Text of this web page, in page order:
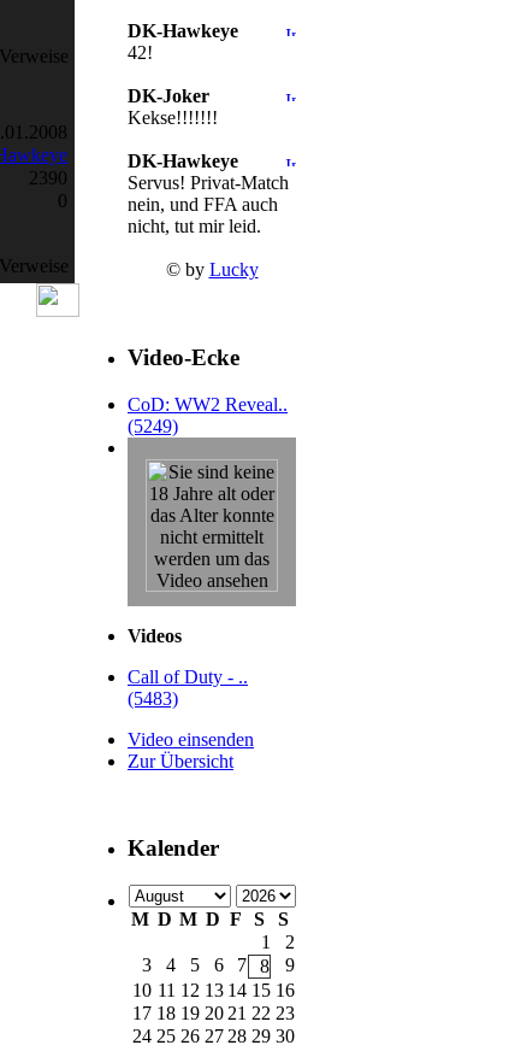
2390
0
DK-Hawkeye
42!
DK-Joker
Kekse!!!!!!!
DK-Hawkeye
Servus! Privat-Match
nein, und FFA auch
nicht, tut mir leid.
© by Lucky
Video-Ecke
CoD: WW2 Reveal..
(5249)
Videos
Call of Duty - ..
(5483)
Video einsenden
Zur Übersicht
Kalender
M D M D F S
S
1
2
3
4 5 6 7 8
9
10 11 12 13 14 15 16
17 18 19 20 21 22 23
24 25 26 27 28 29 30